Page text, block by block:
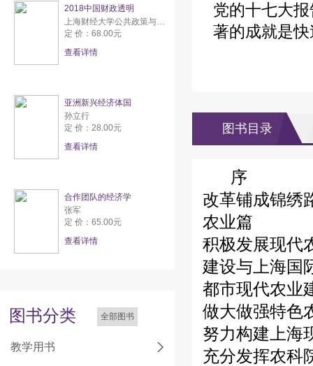
2018中国财政透明
上海财经大学公共政策与研究中心
定 价：68.00元
查看详情
亚洲新兴经济体国
孙立行
定 价：28.00元
查看详情
合作团队的经济学
张军
定 价：65.00元
查看详情
图书分类 全部图书
教学用书
党的十七大
著的成就是
图书目录
序
改革铺成锦
农业篇
积极发展现代
建设与上海国
都市现代农业
做大做强特色
努力构建上海
充分发挥农科